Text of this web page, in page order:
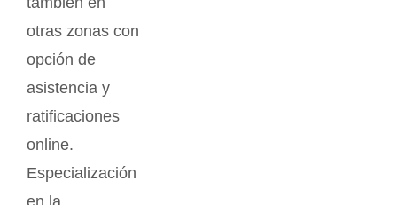
otras zonas con
opción de
asistencia y
ratificaciones
online.
Especialización